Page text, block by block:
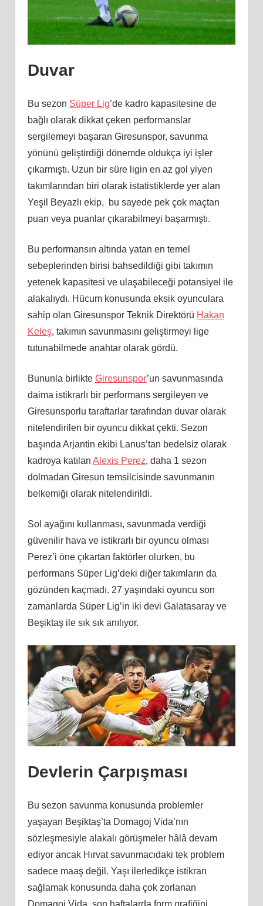
Duvar
Bu sezon Süper Lig’de kadro kapasitesine de
bağlı olarak dikkat çeken performanslar
sergilemeyi başaran Giresunspor, savunma
yönünü geliştirdiği dönemde oldukça iyi işler
çıkarmıştı. Uzun bir süre ligin en az gol yiyen
takımlarından biri olarak istatistiklerde yer alan
Yeşil Beyazlı ekip, bu sayede pek çok maçtan
puan veya puanlar çıkarabilmeyi başarmıştı.
Bu performansın altında yatan en temel
sebeplerinden birisi bahsedildiği gibi takımın
yetenek kapasitesi ve ulaşabileceği potansiyel ile
alakalıydı. Hücum konusunda eksik oyunculara
sahip olan Giresunspor Teknik Direktörü Hakan
Keleş, takımın savunmasını geliştirmeyi lige
tutunabilmede anahtar olarak gördü.
Bununla birlikte Giresunspor’un savunmasında
daima istikrarlı bir performans sergileyen ve
Giresunsporlu taraftarlar tarafından duvar olarak
nitelendirilen bir oyuncu dikkat çekti. Sezon
başında Arjantin ekibi Lanus’tan bedelsiz olarak
kadroya katılan Alexis Perez, daha 1 sezon
dolmadan Giresun temsilcisinde savunmanın
belkemiği olarak nitelendirildi.
Sol ayağını kullanması, savunmada verdiği
güvenilir hava ve istikrarlı bir oyuncu olması
Perez’i öne çıkartan faktörler olurken, bu
performans Süper Lig’deki diğer takımların da
gözünden kaçmadı. 27 yaşındaki oyuncu son
zamanlarda Süper Lig’in iki devi Galatasaray ve
Beşiktaş ile sık sık anılıyor.
Devlerin Çarpışması
Bu sezon savunma konusunda problemler
yaşayan Beşiktaş’ta Domagoj Vida’nın
sözleşmesiyle alakalı görüşmeler hâlâ devam
ediyor ancak Hırvat savunmacıdaki tek problem
sadece maaş değil. Yaşı ilerledikçe istikrarı
sağlamak konusunda daha çok zorlanan